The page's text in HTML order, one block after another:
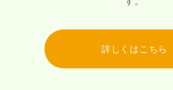
詳しくはこちら